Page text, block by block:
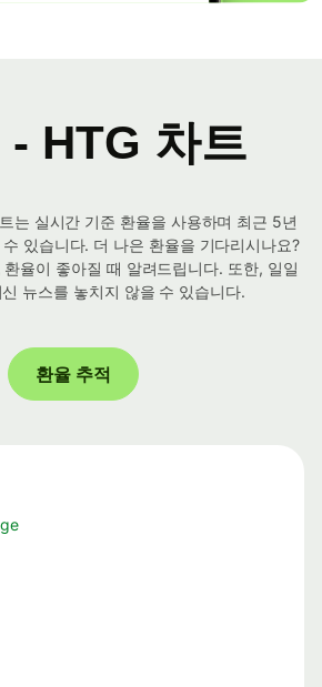
- HTG 차트
는 실시간 기준 환율을 사용하며 최근 5년
있습니다. 더 나은 환율을 기다리시나요?
율이 좋아질 때 알려드립니다. 또한, 일일
뉴스를 놓치지 않을 수 있습니다.
환율 추적